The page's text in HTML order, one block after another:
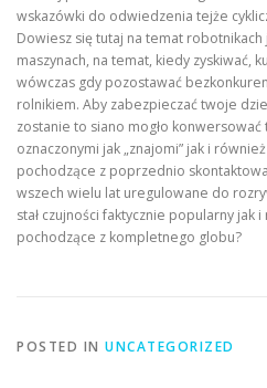
wskazówki do odwiedzenia tejże
Dowiesz się tutaj na temat
maszynach, na temat, kiedy zyskiwać,
wówczas gdy pozostawać
rolnikiem. Aby zabezpieczać twoje
zostanie to siano mogło
oznaczonymi jak „znajomi” jak i
pochodzące z poprzednio
wszech wielu lat uregulowane do
stał czujności faktycznie popularny jak
pochodzące z kompletnego globu?
POSTED IN UNCATEGORIZED